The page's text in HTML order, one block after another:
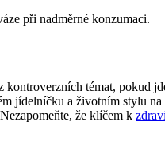
při nadměrné konzumaci.
témat, pokud
jídelníčku a životním stylu
že klíčem k